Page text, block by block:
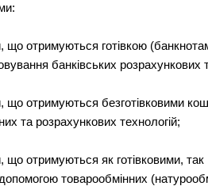
що отримуються готівкою
банківських
що отримуються безготівковими
та розрахункових технологій;
що отримуються як готівковими, так
товарообмінних